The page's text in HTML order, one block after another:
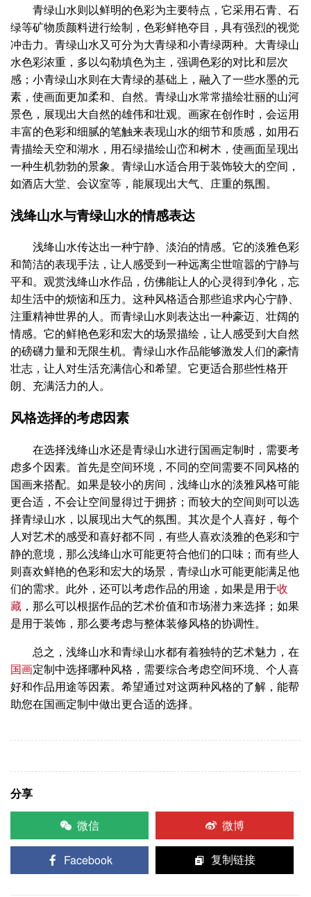
青绿山水则以鲜明的色彩为主要特点，它采用石青、石
绿等矿物质颜料进行绘制，色彩鲜艳夺目，具有强烈的视觉
冲击力。青绿山水又可分为大青绿和小青绿两种。大青绿山
水色彩浓重，多以勾勒填色为主，强调色彩的对比和层次
感；小青绿山水则在大青绿的基础上，融入了一些水墨的元
素，使画面更加柔和、自然。青绿山水常常描绘壮丽的山河
景色，展现出大自然的雄伟和壮观。画家在创作时，会运用
丰富的色彩和细腻的笔触来表现山水的细节和质感，如用石
青描绘天空和湖水，用石绿描绘山峦和树木，使画面呈现出
一种生机勃勃的景象。青绿山水适合用于装饰较大的空间，
如酒店大堂、会议室等，能展现出大气、庄重的氛围。
浅绛山水与青绿山水的情感表达
浅绛山水传达出一种宁静、淡泊的情感。它的淡雅色彩
和简洁的表现手法，让人感受到一种远离尘世喧嚣的宁静与
平和。观赏浅绛山水作品，仿佛能让人的心灵得到净化，忘
却生活中的烦恼和压力。这种风格适合那些追求内心宁静、
注重精神世界的人。而青绿山水则表达出一种豪迈、壮阔的
情感。它的鲜艳色彩和宏大的场景描绘，让人感受到大自然
的磅礴力量和无限生机。青绿山水作品能够激发人们的豪情
壮志，让人对生活充满信心和希望。它更适合那些性格开
朗、充满活力的人。
风格选择的考虑因素
在选择浅绛山水还是青绿山水进行国画定制时，需要考
虑多个因素。首先是空间环境，不同的空间需要不同风格的
国画来搭配。如果是较小的房间，浅绛山水的淡雅风格可能
更合适，不会让空间显得过于拥挤；而较大的空间则可以选
择青绿山水，以展现出大气的氛围。其次是个人喜好，每个
人对艺术的感受和喜好都不同，有些人喜欢淡雅的色彩和宁
静的意境，那么浅绛山水可能更符合他们的口味；而有些人
则喜欢鲜艳的色彩和宏大的场景，青绿山水可能更能满足他
们的需求。此外，还可以考虑作品的用途，如果是用于收
藏 ，那么可以根据作品的艺术价值和市场潜力来选择；如果
是用于装饰，那么要考虑与整体装修风格的协调性。
总之，浅绛山水和青绿山水都有着独特的艺术魅力，在
国画定制中选择哪种风格，需要综合考虑空间环境、个人喜
好和作品用途等因素。希望通过对这两种风格的了解，能帮
助您在国画定制中做出更合适的选择。
分享
微信
微博
Facebook 复制链接